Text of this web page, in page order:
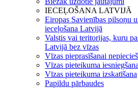
IECEĻOŠANA LATVIJĀ
Eiropas Savienības pilsoņu
ieceļošana Latvijā
Valstis vai teritorijas, kuru
Latvijā bez vīzas
Vīzas pieprasīšanai
Vīzas pieteikuma iesniegšana
Vīzas pieteikuma izskatīšana
Papildu pārbaudes